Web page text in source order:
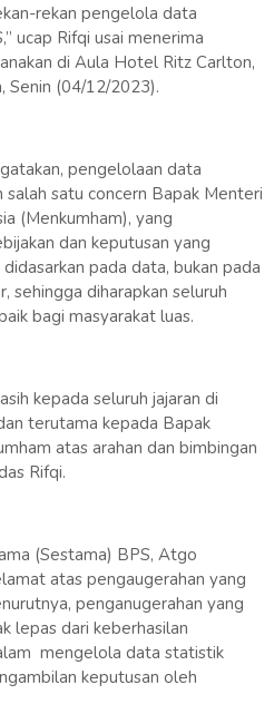
rekan pengelola data
ucap Rifqi usai menerima
di Aula Hotel Ritz Carlton,
Senin (04/12/2023).
pengelolaan data
satu concern Bapak Menteri
(Menkumham), yang
dan keputusan yang
pada data, bukan pada
sehingga diharapkan seluruh
bagi masyarakat luas.
kepada seluruh jajaran di
terutama kepada Bapak
atas arahan dan bimbingan
Rifqi.
(Sestama) BPS, Atgo
atas pengaugerahan yang
penganugerahan yang
lepas dari keberhasilan
mengelola data statistik
keputusan oleh